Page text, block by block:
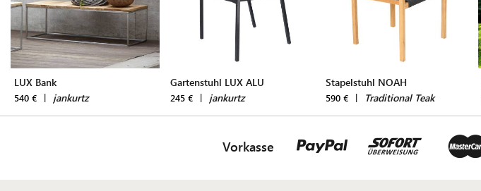
LUX Bank
540 € | jankurtz
Gartenstuhl LUX ALU
245 € | jankurtz
Stapelstuhl NOAH
590 € | Traditional Teak
Vorkasse